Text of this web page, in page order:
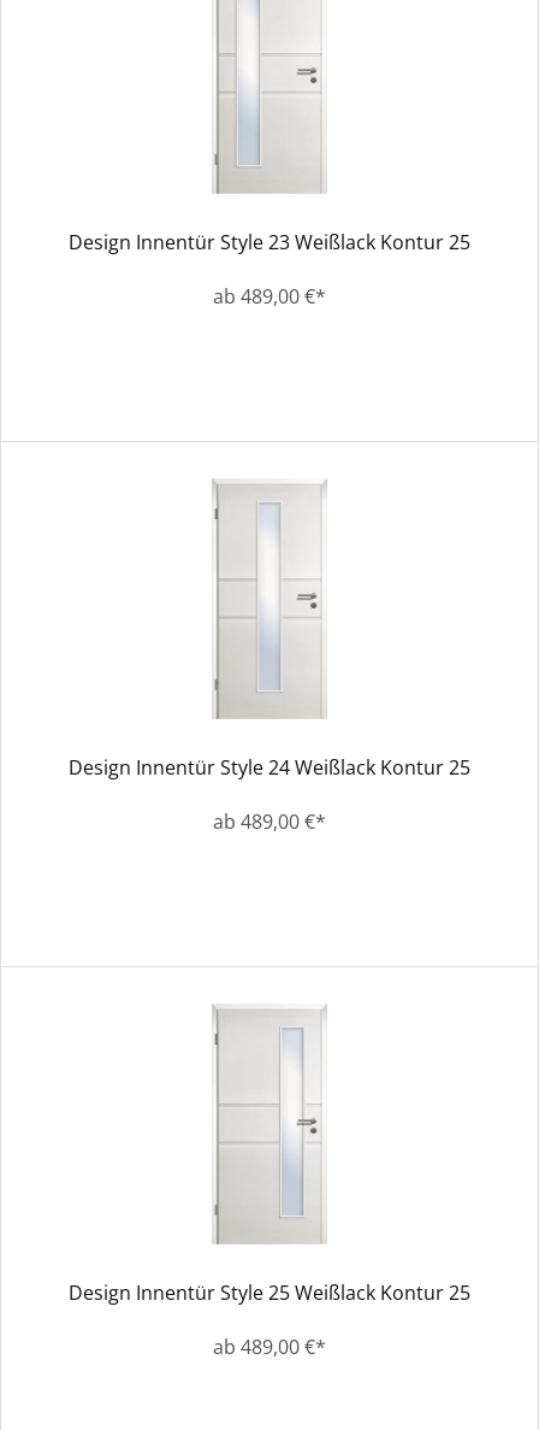
Design Innentür Style 23 Weißlack Kontur 25
ab 489,00 €*
Design Innentür Style 24 Weißlack Kontur 25
ab 489,00 €*
Design Innentür Style 25 Weißlack Kontur 25
ab 489,00 €*